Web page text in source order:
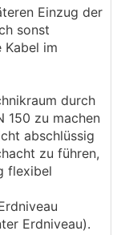
Einzug der
sonst
im
durch
150 zu machen
abschlüssig
zu führen,
flexibel
Erdniveau).